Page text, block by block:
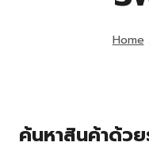
Home
ค้นหาสินค้าด้วย